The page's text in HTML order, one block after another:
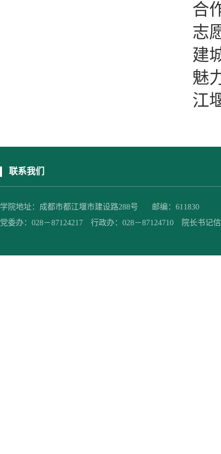
合
志
建
魅
江
联系我们
学院地址：成都市都江堰市建设路288号 邮编：611830
党委办：028－87124217 行政办：028－87124710 院长书记信